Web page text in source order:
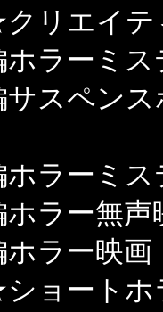
リエイテ
ホラーミス
サスペン
ホラーミ
ホラー無声
ホラー映
ョートホ